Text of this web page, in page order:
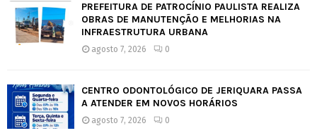
PREFEITURA DE PATROCÍNIO PAULISTA REALIZA
OBRAS DE MANUTENÇÃO E MELHORIAS NA
INFRAESTRUTURA URBANA
agosto 7, 2026 0
CENTRO ODONTOLÓGICO DE JERIQUARA PASSA
A ATENDER EM NOVOS HORÁRIOS
agosto 7, 2026 0